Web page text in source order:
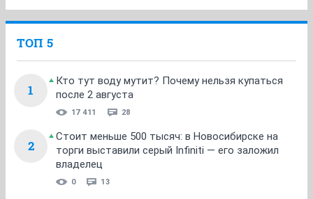
ТОП 5
1
Кто тут воду мутит? Почему нельзя купаться
после 2 августа
17 411 28
2
Стоит меньше 500 тысяч: в Новосибирске на
торги выставили серый Infiniti — его заложил
владелец
0 13